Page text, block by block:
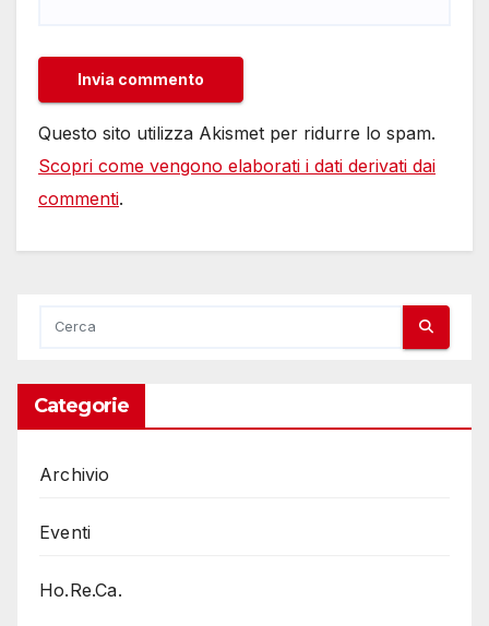
Questo sito utilizza Akismet per ridurre lo spam.
Scopri come vengono elaborati i dati derivati dai
commenti.
Categorie
Archivio
Eventi
Ho.Re.Ca.